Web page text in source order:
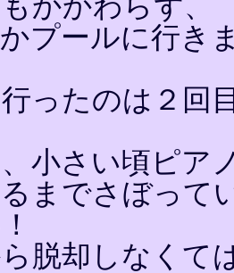
プールに行き
ったのは２回
小さい頃ピア
までさぼって
ら脱却しなく